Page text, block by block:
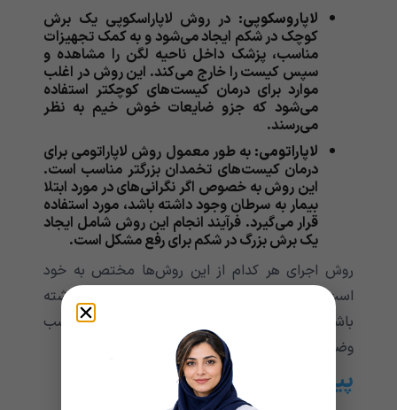
لاپاروسکوپی: در روش لاپاراسکوپی یک برش
کوچک در شکم ایجاد می‌شود و به کمک تجهیزات
مناسب، پزشک داخل ناحیه لگن را مشاهده و
سپس کیست را خارج می‌کند. این روش در اغلب
موارد برای درمان کیست‌های کوچکتر استفاده
می‌شود که جزو ضایعات خوش خیم به نظر
می‌رسند.
لاپاراتومی: به طور معمول روش لاپاراتومی برای
درمان کیست‌های تخمدان بزرگتر مناسب است.
این روش به خصوص اگر نگرانی‌های در مورد ابتلا
بیمار به سرطان وجود داشته باشد، مورد استفاده
قرار می‌گیرد. فرآیند انجام این روش شامل ایجاد
یک برش بزرگ در شکم برای رفع مشکل است.
روش اجرای هر کدام از این روش‌ها مختص به خود
است و ممکن است که با یکدیگر تفاوت‌هایی داشته
باشند. علاوه براین پزشکان از این روش‌ها به تناسب
وضعیت بیماری افراد استفاده می‌کنند.
پیش آگهی کیست تخمدان